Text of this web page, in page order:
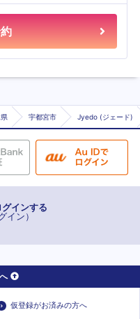
宇都宮市 Jyedo (ジェード)
インする
イン）
仮登録がお済みの方へ